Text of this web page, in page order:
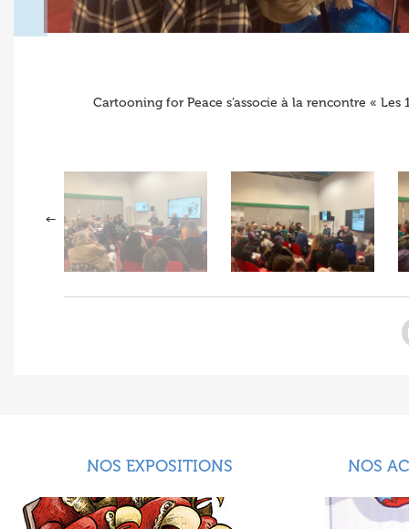
Cartooning for Peace s’associe à la rencontre «
NOS EXPOSITIONS NOS